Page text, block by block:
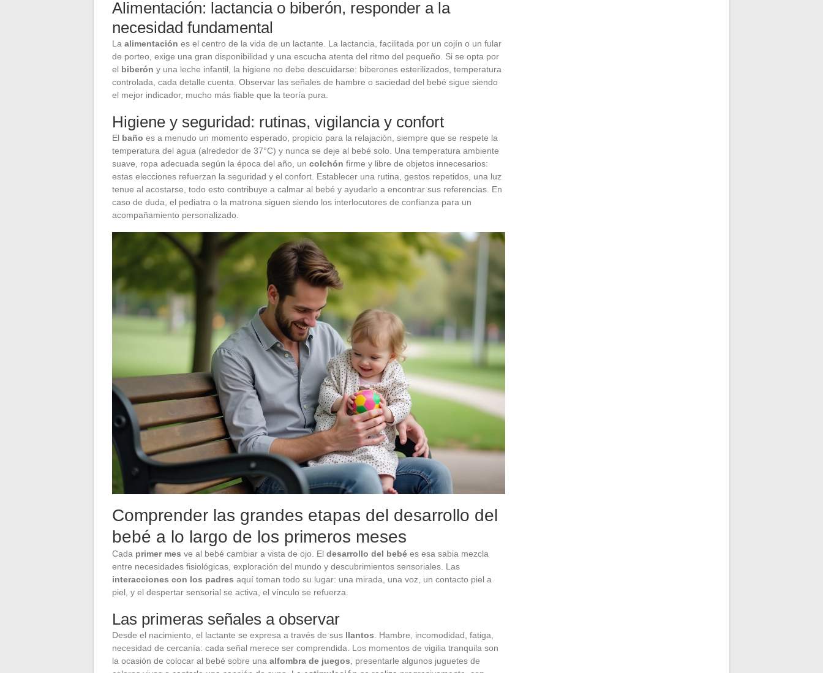
Alimentación: lactancia o biberón, responder a la
necesidad fundamental
La alimentación es el centro de la vida de un lactante. La lactancia, facilitada por un cojín o un fular
de porteo, exige una gran disponibilidad y una escucha atenta del ritmo del pequeño. Si se opta por
el biberón y una leche infantil, la higiene no debe descuidarse: biberones esterilizados, temperatura
controlada, cada detalle cuenta. Observar las señales de hambre o saciedad del bebé sigue siendo
el mejor indicador, mucho más fiable que la teoría pura.
Higiene y seguridad: rutinas, vigilancia y confort
El baño es a menudo un momento esperado, propicio para la relajación, siempre que se respete la
temperatura del agua (alrededor de 37°C) y nunca se deje al bebé solo. Una temperatura ambiente
suave, ropa adecuada según la época del año, un colchón firme y libre de objetos innecesarios:
estas elecciones refuerzan la seguridad y el confort. Establecer una rutina, gestos repetidos, una luz
tenue al acostarse, todo esto contribuye a calmar al bebé y ayudarlo a encontrar sus referencias. En
caso de duda, el pediatra o la matrona siguen siendo los interlocutores de confianza para un
acompañamiento personalizado.
Comprender las grandes etapas del desarrollo del
bebé a lo largo de los primeros meses
Cada primer mes ve al bebé cambiar a vista de ojo. El desarrollo del bebé es esa sabia mezcla
entre necesidades fisiológicas, exploración del mundo y descubrimientos sensoriales. Las
interacciones con los padres aquí toman todo su lugar: una mirada, una voz, un contacto piel a
piel, y el despertar sensorial se activa, el vínculo se refuerza.
Las primeras señales a observar
Desde el nacimiento, el lactante se expresa a través de sus llantos . Hambre, incomodidad, fatiga,
necesidad de cercanía: cada señal merece ser comprendida. Los momentos de vigilia tranquila son
la ocasión de colocar al bebé sobre una alfombra de juegos , presentarle algunos juguetes de